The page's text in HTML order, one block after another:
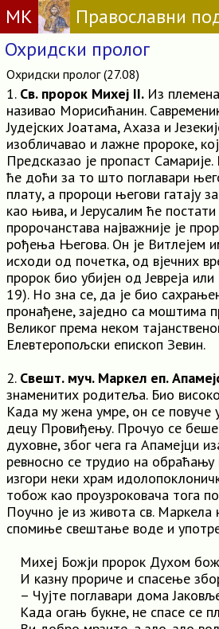
МК
Православни
Охридски пролог
Охридски пролог (27.08)
1. Св. пророк Михеј II. Из
називао Морисићанин.
Јудејских Јоатама, Ахаза и
изобличавао и лажне пророке,
Предсказао је пропаст
ће доћи за то што поглавари
плату, а пророци његови гатају
као њива, и Јерусалим ће
пророчанстава најважније је
рођења Његова. Он је Витлејем
исходи од почетка, од вјечних
пророк био убијен од Јевреја
19). Но зна се, да је био
пронађене, заједно са моштима
Великог према неком
Елевтеропољски епископ Зевин.
2. Свешт. муч. Маркел еп.
знаменитих родитеља. Био
Када му жена умре, он се повуче
децу Провиђењу. Прочуо се беше
духовне, због чега га Апамејци
ревносно се трудио на
изгори неки храм
тобож као проузроковача тога
Поучно је из живота св.
спомиње свештање воде и
Михеј Божји пророк Духом
И казну прориче и спасење
– Чујте поглавари дома
Када огањ букне, не спасе се